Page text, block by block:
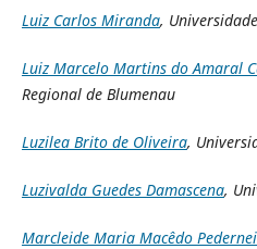
Luiz Carlos Miranda,
Luiz Marcelo Martins do Amaral
Regional de Blumenau
Luzilea Brito de Oliveira,
Luzivalda Guedes Damascena,
Marcleide Maria Macêdo